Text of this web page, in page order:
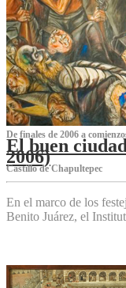
De finales de 2006 a
El buen
2006)
Castillo de Chapultepec
En el marco de los
Benito Juárez, el